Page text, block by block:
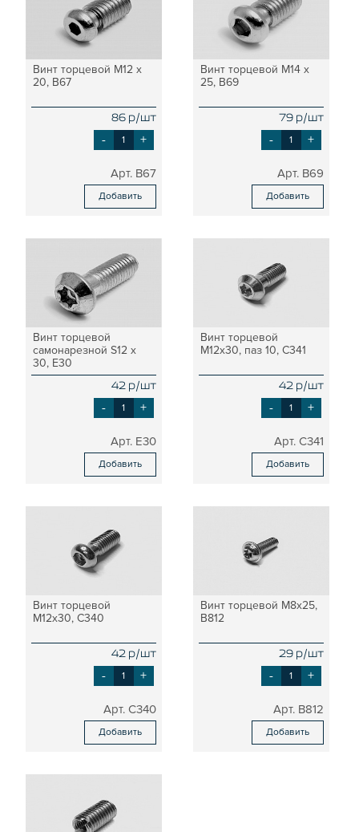
Винт торцевой М12 х
20, B67
86 р/шт
- +
B67
Добавить
Винт торцевой М14 х
25, B69
79 р/шт
- +
B69
Добавить
Винт торцевой
самонарезной S12 х
30, E30
42 р/шт
- +
E30
Добавить
Винт торцевой
М12х30, паз 10, C341
42 р/шт
- +
C341
Добавить
Винт торцевой
М12х30, C340
42 р/шт
- +
C340
Добавить
Винт торцевой М8х25,
B812
29 р/шт
- +
B812
Добавить